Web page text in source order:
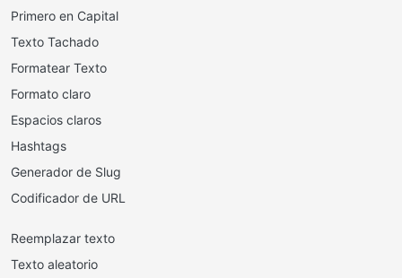
Primero en Capital
Texto Tachado
Formatear Texto
Formato claro
Espacios claros
Hashtags
Generador de Slug
Codificador de URL
Reemplazar texto
Texto aleatorio